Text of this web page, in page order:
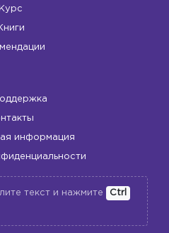
Курс
информация
текст и нажмите
Ctrl